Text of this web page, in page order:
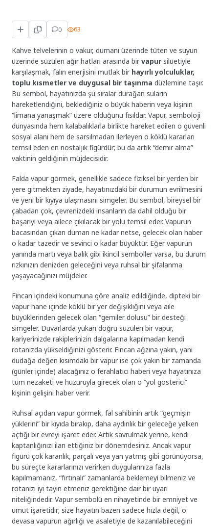
0 63
Kahve telvelerinin o vakur, dumanı üzerinde tüten ve suyun
üzerinde süzülen ağır hatları arasında birvapur silüetiyle
karşılaşmak, falın enerjisini mutlak bir hayırlı yolculuklar,
toplu kısmetler ve duygusal bir taşınma düzlemine taşır.
Bu sembol, hayatınızda şu sıralar durağan suların
hareketlendiğini, beklediğiniz o büyük haberin veya kişinin
“limana yanaşmak” üzere olduğunu fısıldar. Vapur, semboloji
dünyasında hem kalabalıklarla birlikte hareket edilen o güvenli
sosyal alanı hem de sarsılmadan ilerleyen o köklü kararları
temsil eden en nostaljik figürdür; bu da artık “demir alma”
vaktinin geldiğinin müjdecisidir.
Falda vapur görmek, genellikle sadece fiziksel bir yerden bir
yere gitmekten ziyade, hayatınızdaki bir durumun evrilmesini
ve yeni bir kıyıya ulaşmasını simgeler. Bu sembol, bireysel bir
çabadan çok, çevrenizdeki insanların da dahil olduğu bir
başarıyı veya ailece çıkılacak bir yolu temsil eder. Vapurun
bacasından çıkan duman ne kadar netse, gelecek olan haber
o kadar tazedir ve sevinci o kadar büyüktür. Eğer vapurun
yanında martı veya balık gibi ikincil semboller varsa, bu durum
rızkınızın denizden geleceğini veya ruhsal bir şifalanma
yaşayacağınızı müjdeler.
Fincan içindeki konumuna göre analiz edildiğinde, dipteki bir
vapur hane içinde köklü bir yer değişikliğini veya aile
büyüklerinden gelecek olan “gemiler dolusu” bir desteği
simgeler. Duvarlarda yukarı doğru süzülen bir vapur,
kariyerinizde rakiplerinizin dalgalarına kapılmadan kendi
rotanızda yükseldiğinizi gösterir. Fincan ağzına yakın, yani
dudağa değen kısımdaki bir vapur ise çok yakın bir zamanda
(günler içinde) alacağınız o ferahlatıcı haberi veya hayatınıza
tüm nezaketi ve huzuruyla girecek olan o “yol gösterici”
kişinin gelişini haber verir.
Ruhsal açıdan vapur görmek, fal sahibinin artık “geçmişin
yüklerini” bir kıyıda bırakıp, daha aydınlık bir geleceğe yelken
açtığı bir evreyi işaret eder. Artık savrulmak yerine, kendi
kaptanlığınızı ilan ettiğiniz bir dönemdesiniz. Ancak vapur
figürü çok karanlık, parçalı veya yan yatmış gibi görünüyorsa,
bu süreçte kararlarınızı verirken duygularınıza fazla
kapılmamanız, “fırtınalı” zamanlarda beklemeyi bilmeniz ve
rotanızı iyi tayin etmeniz gerektiğine dair bir uyarı
niteliğindedir. Vapur sembolü en nihayetinde bir emniyet ve
umut işaretidir; size hayatın bazen sadece hızla değil, o
devasa vapurun ağırlığı ve asaletiyle de kazanılabileceğini